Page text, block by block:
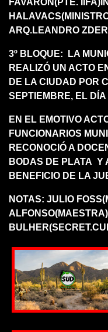
FAVARON(PTE.
ARQ.LEANDRO
3º BLOQUE: LA
REALIZÓ UN ACTO
DE LA CIUDAD POR
SEPTIEMBRE, EL
EN EL EMOTIVO
FUNCIONARIOS
RECONOCIÓ A
BODAS DE PLATA Y
BENEFICIO DE LA
NOTAS: JULIO